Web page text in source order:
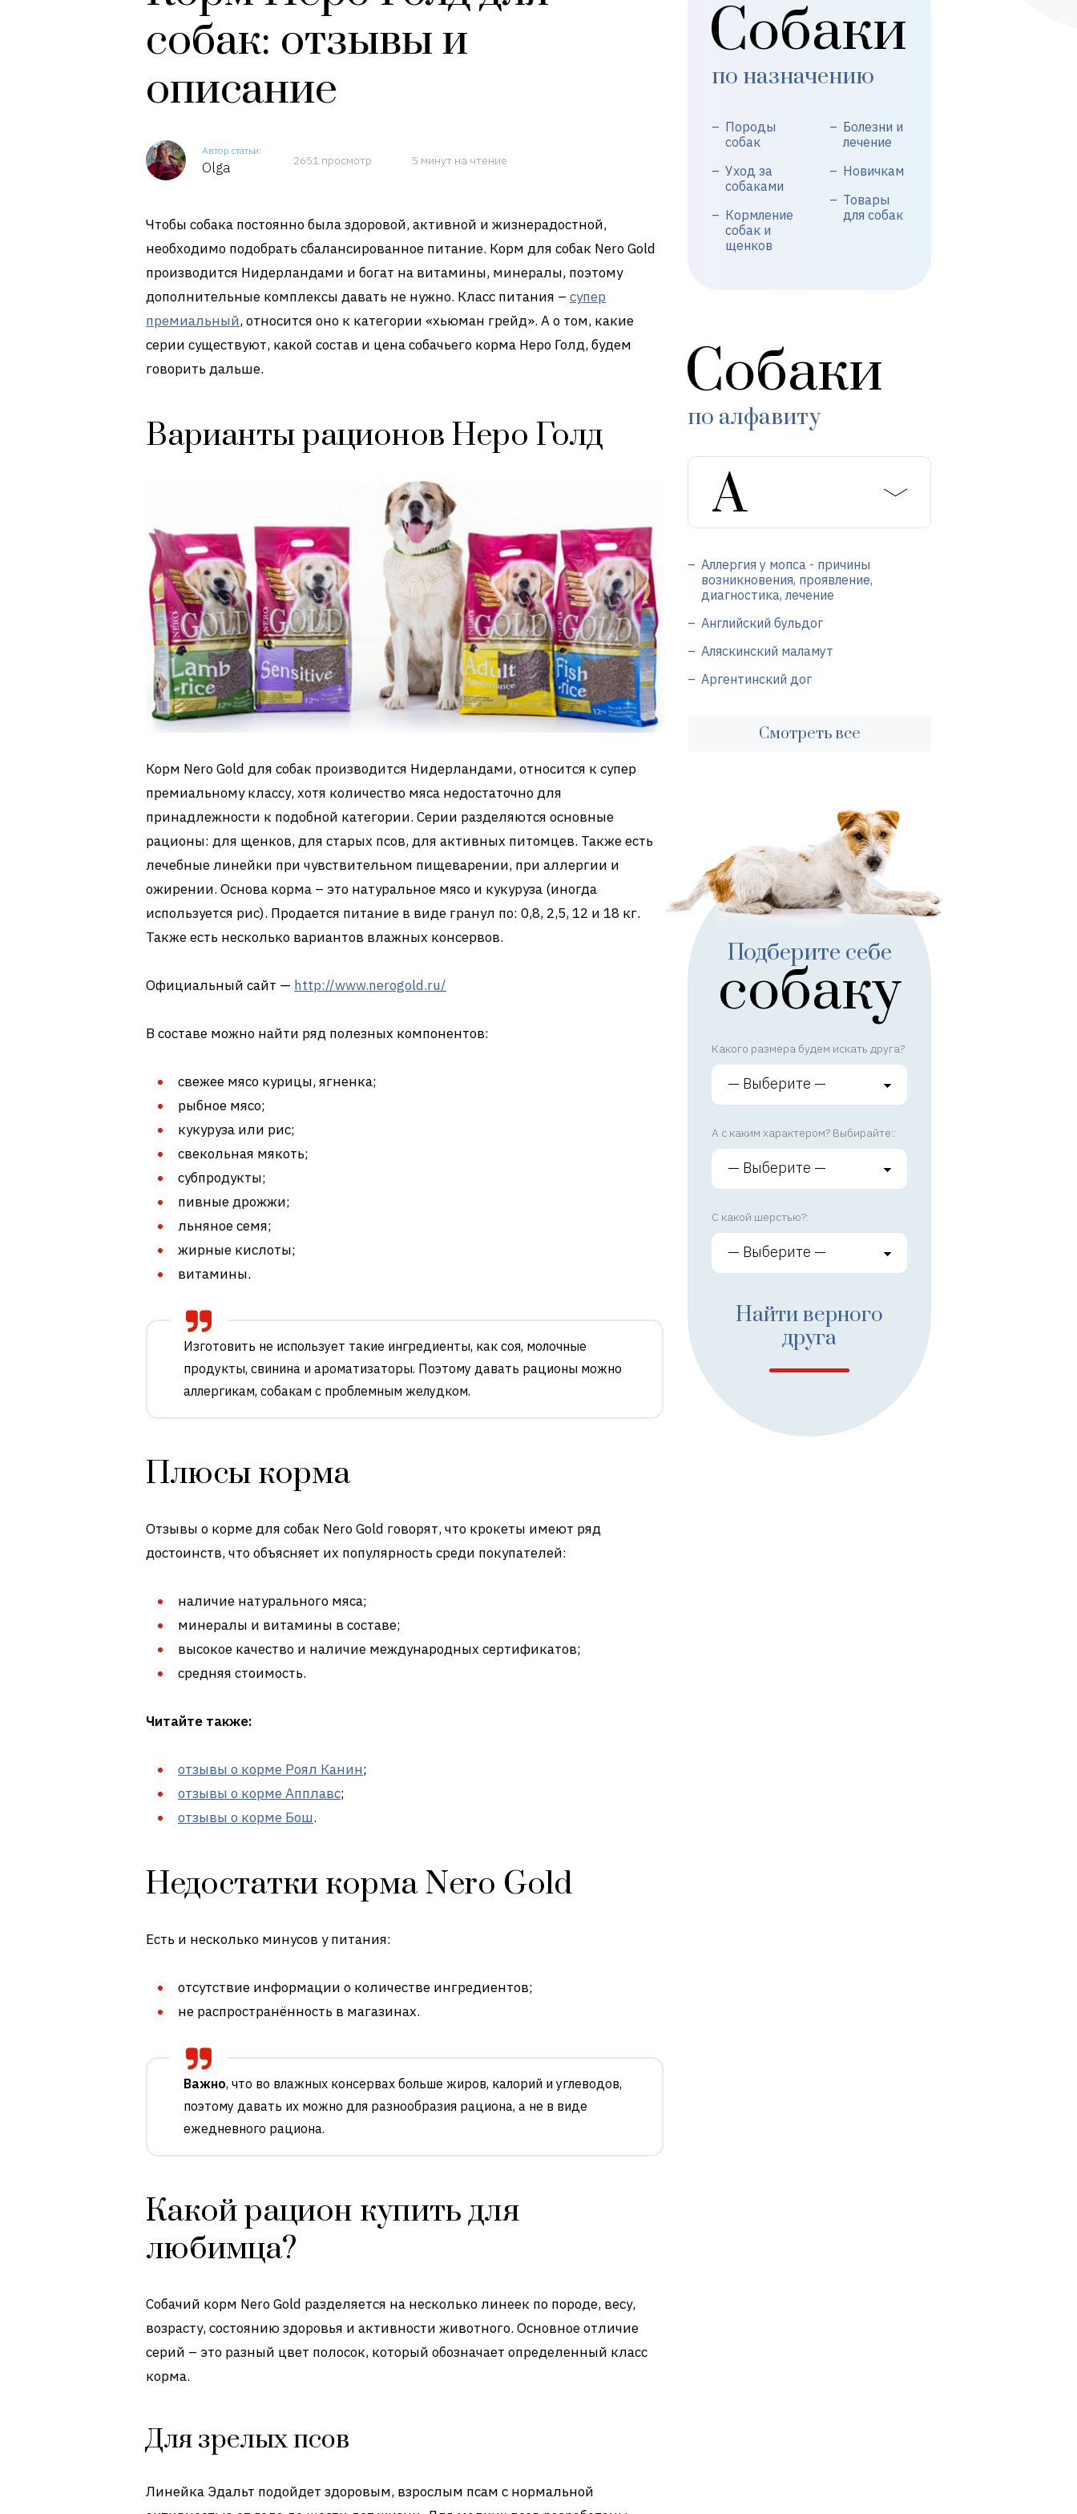
собак: отзывы и
описание
Автор статьи:
Olga 2651 просмотр 5 минут на чтение
Чтобы собака постоянно была здоровой, активной и жизнерадостной,
необходимо подобрать сбалансированное питание. Корм для собак Nero Gold
производится Нидерландами и богат на витамины, минералы, поэтому
дополнительные комплексы давать не нужно. Класс питания – супер
премиальный, относится оно к категории «хьюман грейд». А о том, какие
серии существуют, какой состав и цена собачьего корма Неро Голд, будем
говорить дальше.
Варианты рационов Неро Голд
Корм Nero Gold для собак производится Нидерландами, относится к супер
премиальному классу, хотя количество мяса недостаточно для
принадлежности к подобной категории. Серии разделяются основные
рационы: для щенков, для старых псов, для активных питомцев. Также есть
лечебные линейки при чувствительном пищеварении, при аллергии и
ожирении. Основа корма – это натуральное мясо и кукуруза (иногда
используется рис). Продается питание в виде гранул по: 0,8, 2,5, 12 и 18 кг.
Также есть несколько вариантов влажных консервов.
Официальный сайт — http://www.nerogold.ru/
В составе можно найти ряд полезных компонентов:
свежее мясо курицы, ягненка;
рыбное мясо;
кукуруза или рис;
свекольная мякоть;
субпродукты;
пивные дрожжи;
льняное семя;
жирные кислоты;
витамины.
Изготовить не использует такие ингредиенты, как соя, молочные
продукты, свинина и ароматизаторы. Поэтому давать рационы можно
аллергикам, собакам с проблемным желудком.
Плюсы корма
Отзывы о корме для собак Nero Gold говорят, что крокеты имеют ряд
достоинств, что объясняет их популярность среди покупателей:
наличие натурального мяса;
минералы и витамины в составе;
высокое качество и наличие международных сертификатов;
средняя стоимость.
Читайте также:
отзывы о корме Роял Канин;
отзывы о корме Апплавс;
отзывы о корме Бош.
Недостатки корма Nero Gold
Есть и несколько минусов у питания:
отсутствие информации о количестве ингредиентов;
не распространённость в магазинах.
Важно, что во влажных консервах больше жиров, калорий и углеводов,
поэтому давать их можно для разнообразия рациона, а не в виде
ежедневного рациона.
Какой рацион купить для
любимца?
Собачий корм Nero Gold разделяется на несколько линеек по породе, весу,
возрасту, состоянию здоровья и активности животного. Основное отличие
серий – это разный цвет полосок, который обозначает определенный класс
корма.
Для зрелых псов
Линейка Эдальт подойдет здоровым, взрослым псам с нормальной
Собаки
по назначению
Породы
собак
Уход за
собаками
Кормление
собак и
щенков
Болезни и
лечение
Новичкам
Товары
для собак
Собаки
по алфавиту
Аллергия у мопса - причины
возникновения, проявление,
диагностика, лечение
Английский бульдог
Аляскинский маламут
Аргентинский дог
Смотреть все
Подберите себе
собаку
Какого размера будем искать друга?
А с каким характером? Выбирайте::
С какой шерстью?:
Найти верного
друга